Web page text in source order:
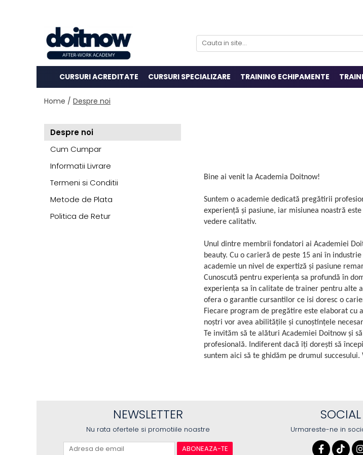
CURSURI ACREDITATE CURSURI SPECIALIZARE TRAINING ECHIPAMENTE
Home / Despre noi
Bine ai venit la Academia Doitnow!
Suntem o academie dedicată pregătirii
experiență și pasiune, iar misiunea noastră
vedere calitativ.
Unul dintre membrii fondatori ai Academiei
beauty. Cu o carieră de peste 15 ani în
academie un nivel de expertiză și pasiune
Cunoscută pentru experiența sa profundă în
experiența sa în calitate de trainer pentru alte
ofera o garantie cursantilor ce isi doresc o
Fiecare program de pregătire este elaborat cu
noștri vor avea abilitățile și cunoștințele
Te invităm să te alături Academiei Doitnow și
profesională. Indiferent dacă îți dorești să
suntem aici să te ghidăm pe drumul
Despre noi
Cum Cumpar
Informatii Livrare
Termeni si Conditii
Metode de Plata
Politica de Retur
NEWSLETTER
Nu rata ofertele si promotiile noastre
SOCIAL
Urmareste-ne in